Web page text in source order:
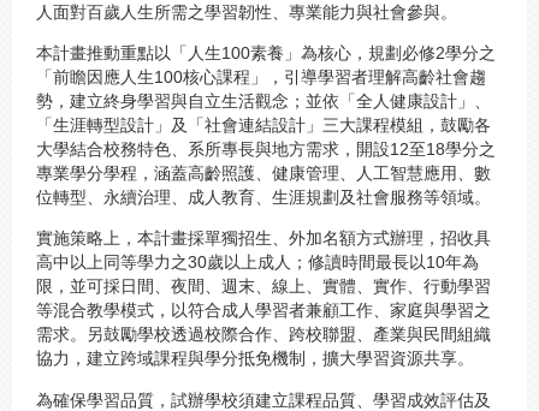
人面對百歲人生所需之學習韌性、專業能力與社會參與。
本計畫推動重點以「人生100素養」為核心，規劃必修2學分之
「前瞻因應人生100核心課程」，引導學習者理解高齡社會趨
勢，建立終身學習與自立生活觀念；並依「全人健康設計」、
「生涯轉型設計」及「社會連結設計」三大課程模組，鼓勵各
大學結合校務特色、系所專長與地方需求，開設12至18學分之
專業學分學程，涵蓋高齡照護、健康管理、人工智慧應用、數
位轉型、永續治理、成人教育、生涯規劃及社會服務等領域。
實施策略上，本計畫採單獨招生、外加名額方式辦理，招收具
高中以上同等學力之30歲以上成人；修讀時間最長以10年為
限，並可採日間、夜間、週末、線上、實體、實作、行動學習
等混合教學模式，以符合成人學習者兼顧工作、家庭與學習之
需求。另鼓勵學校透過校際合作、跨校聯盟、產業與民間組織
協力，建立跨域課程與學分抵免機制，擴大學習資源共享。
為確保學習品質，試辦學校須建立課程品質、學習成效評估及